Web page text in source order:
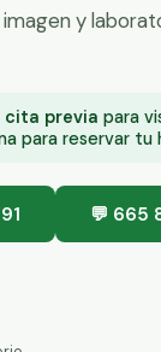
y
cita previa para
para reservar tu
💬 665